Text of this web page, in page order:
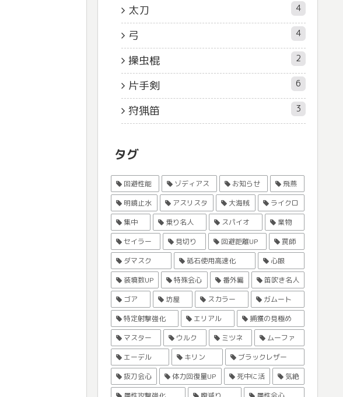
太刀 4
弓 4
操虫棍 2
片手剣 6
狩猟笛 3
タグ
回避性能 ゾディアス お知らせ
飛燕
明鏡止水
アスリスタ 大海賊
ライクロ
集中
乗り名人 スパイオ
業物
セイラー
見切り 回避距離UP
罠師
ダマスク
砥石使用高速化
心眼
装填数UP
特殊会心 番外編
笛吹き名人
ゴア
坊屋 スカラー
ガムート
特定射撃強化
エリアル
捕獲の見極め
マスター
ウルク ミツネ
ムーファ
エーデル
キリン
ブラックレザー
抜刀会心
体力回復量UP 死中に活
気絶